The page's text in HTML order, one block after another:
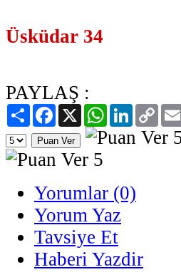
Üsküdar 34
PAYLAŞ :
PaylaşFacebook
X WhatsAppLinkedIn
Copy
Link
Yorumlar (0)
Yorum Yaz
Tavsiye Et
Haberi Yazdir